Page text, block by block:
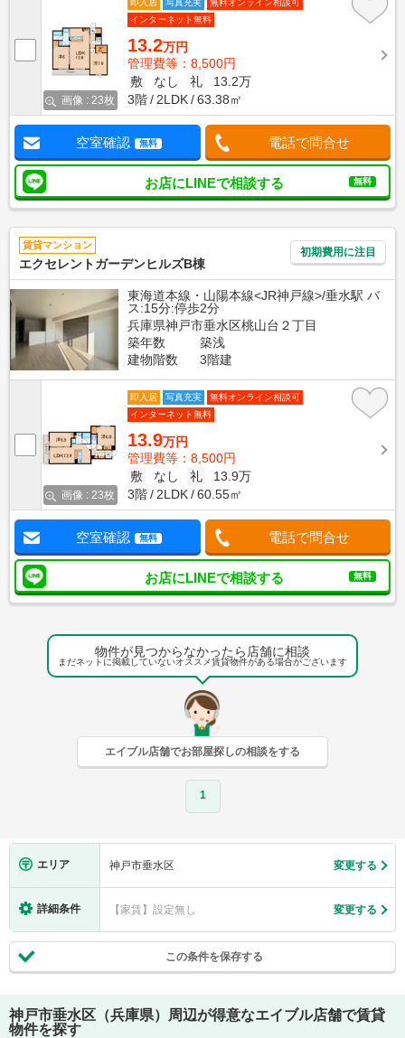
画像 : 23枚
即入居 写真充実
無料オンライン相談可
インターネット無料
13.2万円
管理費等：8,500円
敷
なし 礼
13.2万
3階
2LDK 63.38㎡
空室確認 無料 電話で問合せ
お店にLINEで相談する 無料
賃貸マンション
エクセレントガーデンヒルズB棟
初期費用に注目
東海道本線・山陽本線<JR神戸線>/垂水駅 バ
ス:15分:停歩2分
兵庫県神戸市垂水区桃山台２丁目
築年数
築浅
建物階数
3階建
画像 : 23枚
即入居 写真充実
無料オンライン相談可
インターネット無料
13.9万円
管理費等：8,500円
敷
なし 礼
13.9万
3階
2LDK 60.55㎡
空室確認 無料 電話で問合せ
お店にLINEで相談する 無料
物件が見つからなかったら店舗に相談
まだネットに掲載していないオススメ賃貸物件がある場合がございます
エイブル店舗でお部屋探しの相談をする
1
エリア 神戸市垂水区 変更する
詳細条件 【家賃】設定無し 変更する
この条件を保存する
神戸市垂水区（兵庫県）
周辺が得意なエイブル店舗で賃貸
物件を探す